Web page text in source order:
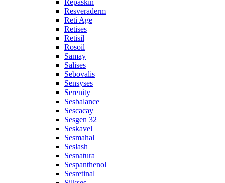
Repaskin
Resveraderm
Reti Age
Retises
Retisil
Rosoil
Samay
Salises
Sebovalis
Sensyses
Serenity
Sesbalance
Sescacay
Sesgen 32
Seskavel
Sesmahal
Seslash
Sesnatura
Sespanthenol
Sesretinal